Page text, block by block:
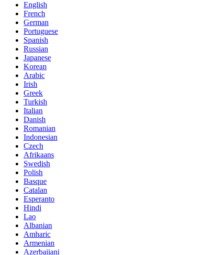
English
French
German
Portuguese
Spanish
Russian
Japanese
Korean
Arabic
Irish
Greek
Turkish
Italian
Danish
Romanian
Indonesian
Czech
Afrikaans
Swedish
Polish
Basque
Catalan
Esperanto
Hindi
Lao
Albanian
Amharic
Armenian
Azerbaijani